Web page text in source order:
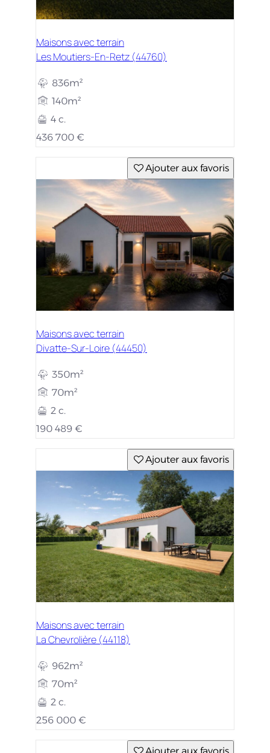
Maisons avec terrain
Les Moutiers-En-Retz (44760)
836m²
140m²
4 c.
436 700 €
Ajouter aux favoris
Maisons avec terrain
Divatte-Sur-Loire (44450)
350m²
70m²
2 c.
190 489 €
Ajouter aux favoris
Maisons avec terrain
La Chevrolière (44118)
962m²
70m²
2 c.
256 000 €
Ajouter aux favoris